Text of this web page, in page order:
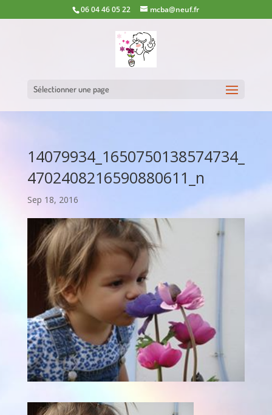
06 04 46 05 22 mcba@neuf.fr
Sélectionner une page
14079934_1650750138574734_
4702408216590880611_n
Sep 18, 2016